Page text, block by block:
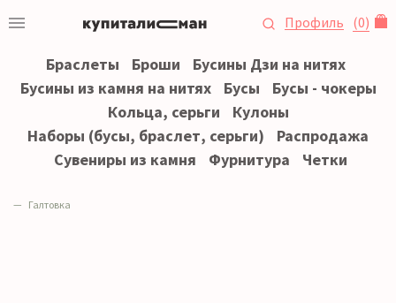
Профиль (0)
Браслеты Броши
Бусины Дзи на нитях
Бусины из камня на нитях
Бусы
Бусы - чокеры
Кольца, серьги
Кулоны
Наборы (бусы, браслет, серьги)
Распродажа
Сувениры из камня
Фурнитура Четки
Галтовка